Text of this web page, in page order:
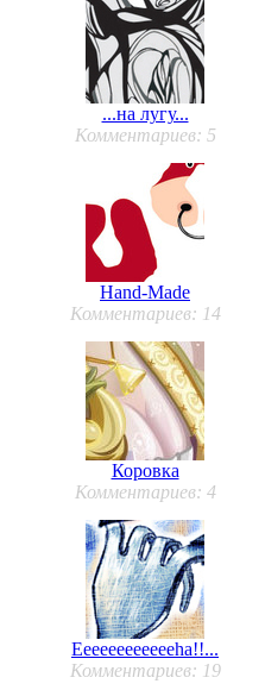
...на лугу...
Комментариев: 5
Hand-Made
Комментариев: 14
Коровка
Комментариев: 4
Eeeeeeeeeeeeha!!...
Комментариев: 19